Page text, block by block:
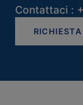
Contattaci :